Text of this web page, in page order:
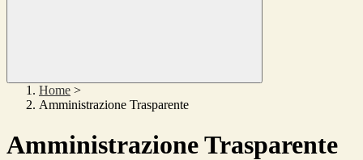
Home >
Amministrazione Trasparente
Amministrazione Trasparente